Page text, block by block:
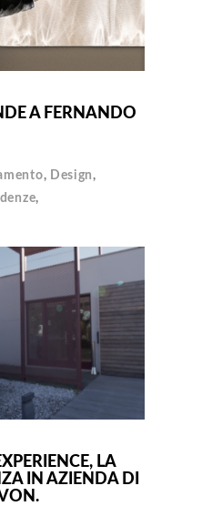
A FERNANDO
, Design,
,
LA
IN AZIENDA DI